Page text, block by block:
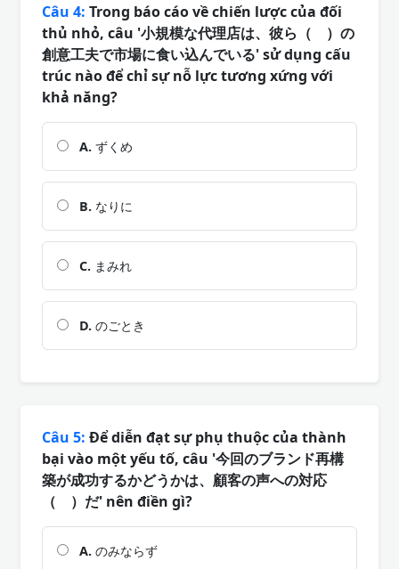
Câu 4: Trong báo cáo về chiến lược của đối
thủ nhỏ, câu '小規模な代理店は、彼ら（ ）の
創意工夫で市場に食い込んでいる' sử dụng cấu
trúc nào để chỉ sự nỗ lực tương xứng với
khả năng?
A. ずくめ
B. なりに
C. まみれ
D. のごとき
Câu 5: Để diễn đạt sự phụ thuộc của thành
bại vào một yếu tố, câu '今回のブランド再構
築が成功するかどうかは、顧客の声への対応
（ ）だ' nên điền gì?
A. のみならず